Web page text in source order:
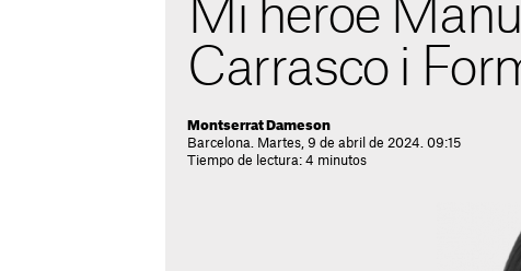
Mi héroe
Carrasco i
Montserrat Dameson
Barcelona. Martes, 9 de abril de 2024. 09:15
Tiempo de lectura: 4 minutos